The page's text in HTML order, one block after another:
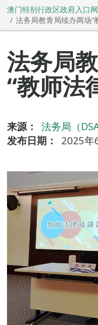
澳门特别行政区政府入口
法务局教青局续办两场“
法务局
“教师法
来源：
法务局（
发布日期：
2025年